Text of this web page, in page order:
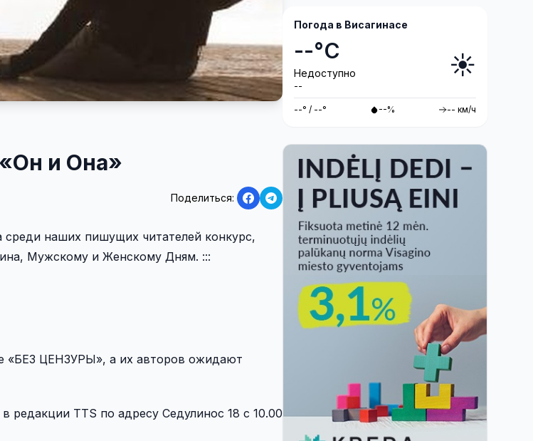
и Она»
Поделиться:
наших пишущих читателей конкурс,
Мужскому и Женскому Дням. :::
«БЕЗ ЦЕНЗУРЫ», а их авторов ожидают
редакции TTS по адресу Седулинос 18 с 10.00
Погода в Висагинасе
--°C
Недоступно
--
☀️
--° / --° --% -- км/ч